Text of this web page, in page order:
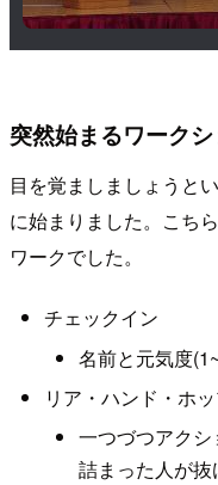
突然始まるワーク
目を覚ましましょうと
に始まりました。こち
ワークでした。
チェックイン
名前と元気度
リア・ハンド・ホ
一つづつアクシ
詰まった人が抜